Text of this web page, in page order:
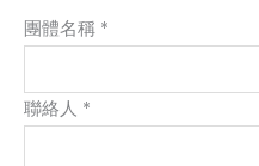
團體名稱 *
聯絡人 *